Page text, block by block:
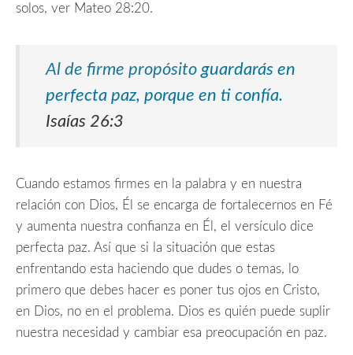
solos, ver Mateo 28:20.
Al de firme propósito guardarás en
perfecta paz, porque en ti confía.
Isaías 26:3
Cuando estamos firmes en la palabra y en nuestra
relación con Dios, Él se encarga de fortalecernos en Fé
y aumenta nuestra confianza en Él, el versículo dice
perfecta paz. Así que si la situación que estas
enfrentando esta haciendo que dudes o temas, lo
primero que debes hacer es poner tus ojos en Cristo,
en Dios, no en el problema. Dios es quién puede suplir
nuestra necesidad y cambiar esa preocupación en paz.